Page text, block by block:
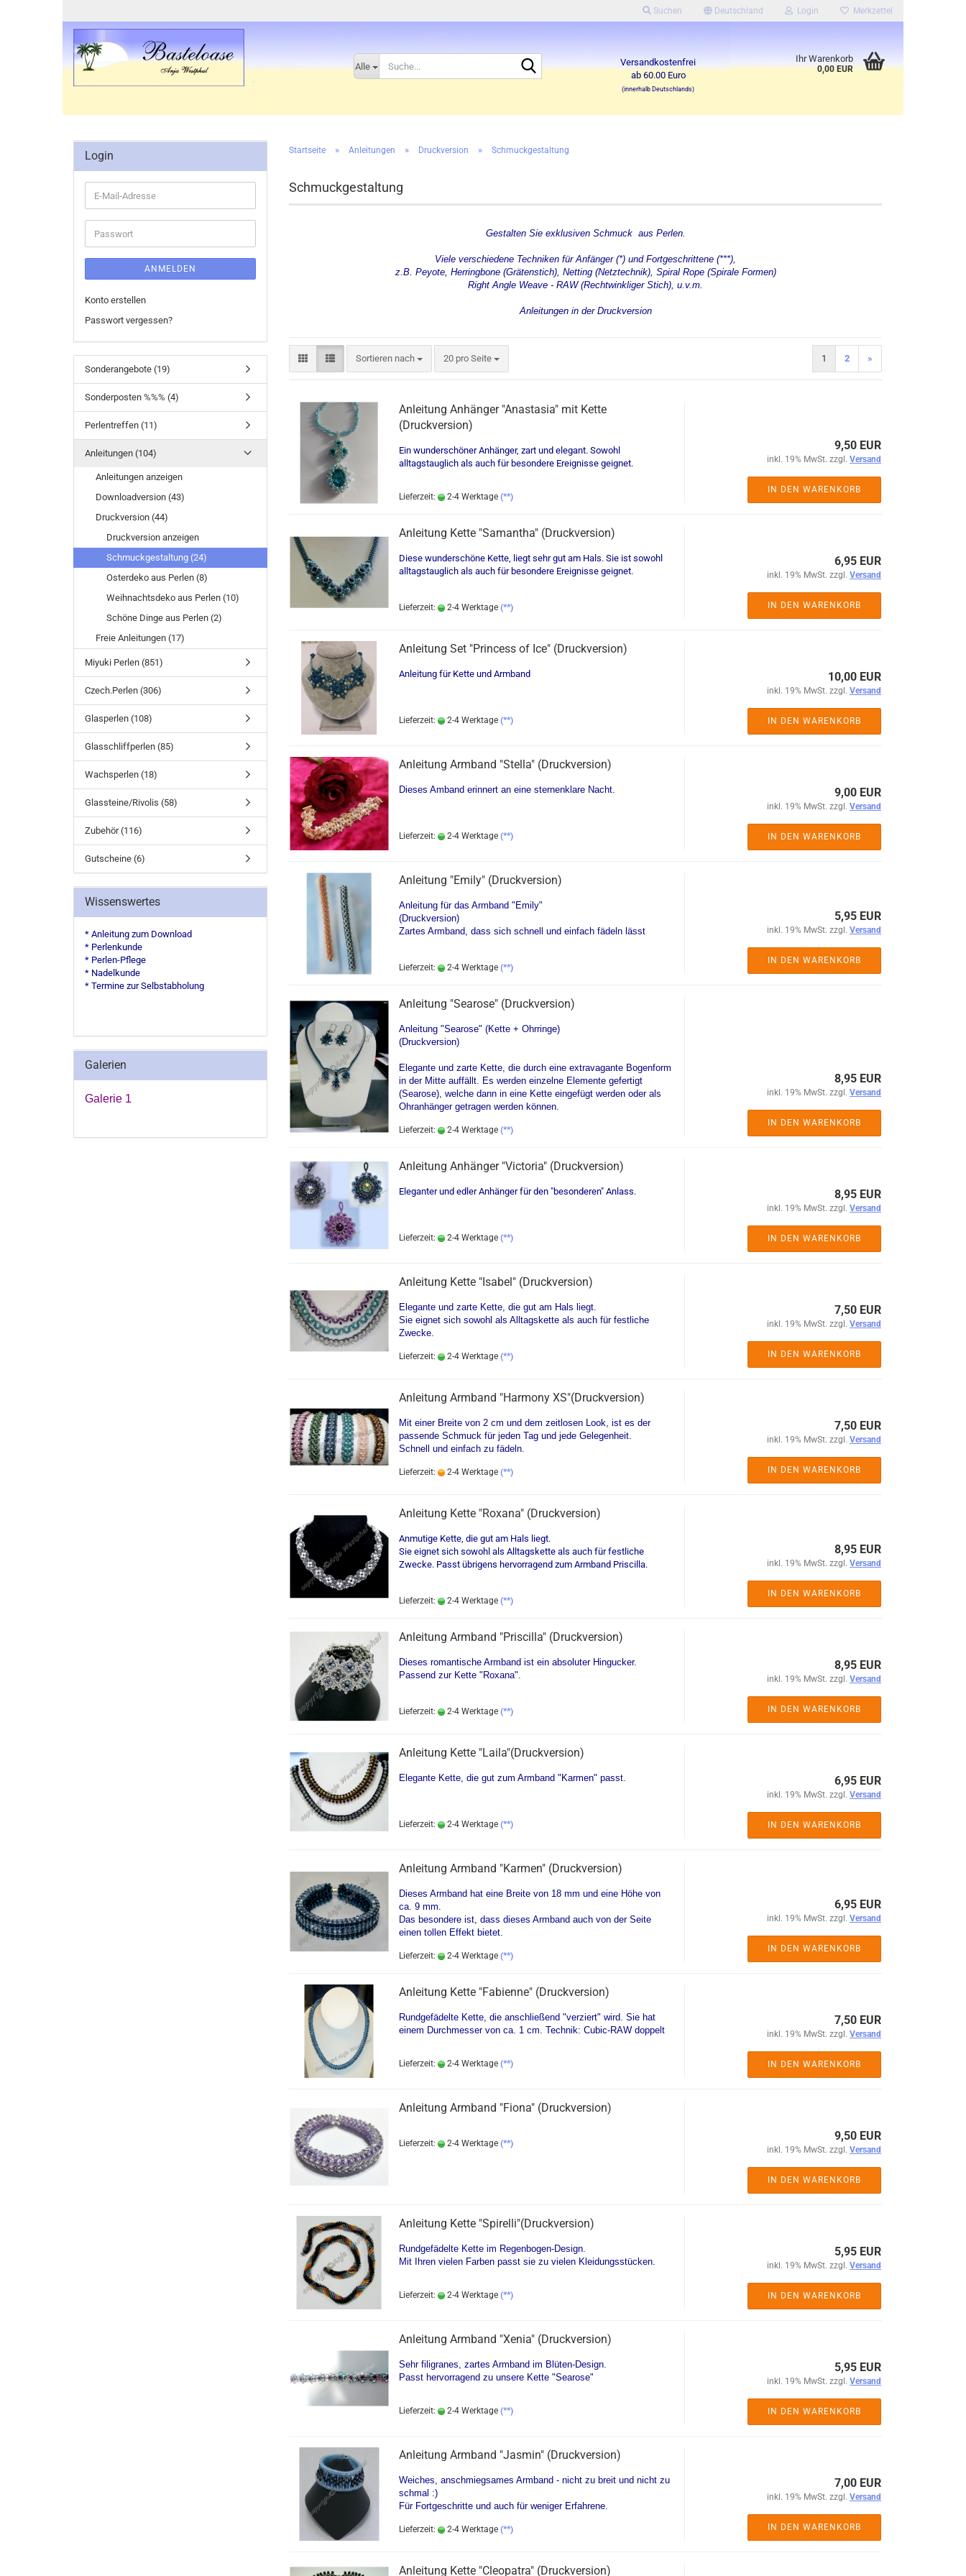
Suchen Deutschland Login Merkzettel
Alle
Versandkostenfrei
ab 60.00 Euro
(innerhalb Deutschlands)
Ihr Warenkorb
0,00 EUR
Startseite » Anleitungen » Druckversion » Schmuckgestaltung
Schmuckgestaltung
Gestalten Sie exklusiven Schmuck aus Perlen.
Viele verschiedene Techniken für Anfänger (*) und Fortgeschrittene (***),
z.B. Peyote, Herringbone (Grätenstich), Netting (Netztechnik), Spiral Rope (Spirale Formen)
Right Angle Weave - RAW (Rechtwinkliger Stich), u.v.m.
Anleitungen in der Druckversion
Sortieren nach
Sortieren nach 20 pro Seite
pro Seite 1 2 »
Anleitung Anhänger "Anastasia" mit Kette
(Druckversion)
Ein wunderschöner Anhänger, zart und elegant. Sowohl
alltagstauglich als auch für besondere Ereignisse geignet.
Lieferzeit: 2-4 Werktage (**)
9,50 EUR
inkl. 19% MwSt. zzgl. Versand
IN DEN WARENKORB
Anleitung Kette "Samantha" (Druckversion)
Diese wunderschöne Kette, liegt sehr gut am Hals. Sie ist sowohl
alltagstauglich als auch für besondere Ereignisse geignet.
Lieferzeit: 2-4 Werktage (**)
6,95 EUR
inkl. 19% MwSt. zzgl. Versand
IN DEN WARENKORB
Anleitung Set "Princess of Ice" (Druckversion)
Anleitung für Kette und Armband
Lieferzeit: 2-4 Werktage (**)
10,00 EUR
inkl. 19% MwSt. zzgl. Versand
IN DEN WARENKORB
Anleitung Armband "Stella" (Druckversion)
Dieses Amband erinnert an eine sternenklare Nacht.
Lieferzeit: 2-4 Werktage (**)
9,00 EUR
inkl. 19% MwSt. zzgl. Versand
IN DEN WARENKORB
Anleitung "Emily" (Druckversion)
Anleitung für das Armband "Emily"
(Druckversion)
Zartes Armband, dass sich schnell und einfach fädeln lässt
Lieferzeit: 2-4 Werktage (**)
5,95 EUR
inkl. 19% MwSt. zzgl. Versand
IN DEN WARENKORB
Anleitung "Searose" (Druckversion)
Anleitung "Searose" (Kette + Ohrringe)
(Druckversion)
Elegante und zarte Kette, die durch eine extravagante Bogenform
in der Mitte auffällt. Es werden einzelne Elemente gefertigt
(Searose), welche dann in eine Kette eingefügt werden oder als
Ohranhänger getragen werden können.
Lieferzeit: 2-4 Werktage (**)
8,95 EUR
inkl. 19% MwSt. zzgl. Versand
IN DEN WARENKORB
Anleitung Anhänger "Victoria" (Druckversion)
Eleganter und edler Anhänger für den "besonderen" Anlass.
Lieferzeit: 2-4 Werktage (**)
8,95 EUR
inkl. 19% MwSt. zzgl. Versand
IN DEN WARENKORB
Anleitung Kette "Isabel" (Druckversion)
Elegante und zarte Kette, die gut am Hals liegt.
Sie eignet sich sowohl als Alltagskette als auch für festliche
Zwecke.
Lieferzeit: 2-4 Werktage (**)
7,50 EUR
inkl. 19% MwSt. zzgl. Versand
IN DEN WARENKORB
Anleitung Armband "Harmony XS"(Druckversion)
Mit einer Breite von 2 cm und dem zeitlosen Look, ist es der
passende Schmuck für jeden Tag und jede Gelegenheit.
Schnell und einfach zu fädeln.
Lieferzeit: 2-4 Werktage (**)
7,50 EUR
inkl. 19% MwSt. zzgl. Versand
IN DEN WARENKORB
Anleitung Kette "Roxana" (Druckversion)
Anmutige Kette, die gut am Hals liegt.
Sie eignet sich sowohl als Alltagskette als auch für festliche
Zwecke. Passt übrigens hervorragend zum Armband Priscilla.
Lieferzeit: 2-4 Werktage (**)
8,95 EUR
inkl. 19% MwSt. zzgl. Versand
IN DEN WARENKORB
Anleitung Armband "Priscilla" (Druckversion)
Dieses romantische Armband ist ein absoluter Hingucker.
Passend zur Kette "Roxana".
Lieferzeit: 2-4 Werktage (**)
8,95 EUR
inkl. 19% MwSt. zzgl. Versand
IN DEN WARENKORB
Anleitung Kette "Laila"(Druckversion)
Elegante Kette, die gut zum Armband "Karmen" passt.
Lieferzeit: 2-4 Werktage (**)
6,95 EUR
inkl. 19% MwSt. zzgl. Versand
IN DEN WARENKORB
Anleitung Armband "Karmen" (Druckversion)
Dieses Armband hat eine Breite von 18 mm und eine Höhe von
ca. 9 mm.
Das besondere ist, dass dieses Armband auch von der Seite
einen tollen Effekt bietet.
Lieferzeit: 2-4 Werktage (**)
6,95 EUR
inkl. 19% MwSt. zzgl. Versand
IN DEN WARENKORB
Anleitung Kette "Fabienne" (Druckversion)
Rundgefädelte Kette, die anschließend "verziert" wird. Sie hat
einem Durchmesser von ca. 1 cm. Technik: Cubic-RAW doppelt
Lieferzeit: 2-4 Werktage (**)
7,50 EUR
inkl. 19% MwSt. zzgl. Versand
IN DEN WARENKORB
Anleitung Armband "Fiona" (Druckversion)
Lieferzeit: 2-4 Werktage (**)
9,50 EUR
inkl. 19% MwSt. zzgl. Versand
IN DEN WARENKORB
Anleitung Kette "Spirelli"(Druckversion)
Rundgefädelte Kette im Regenbogen-Design.
Mit Ihren vielen Farben passt sie zu vielen Kleidungsstücken.
Lieferzeit: 2-4 Werktage (**)
5,95 EUR
inkl. 19% MwSt. zzgl. Versand
IN DEN WARENKORB
Anleitung Armband "Xenia" (Druckversion)
Sehr filigranes, zartes Armband im Blüten-Design.
Passt hervorragend zu unsere Kette "Searose"
Lieferzeit: 2-4 Werktage (**)
5,95 EUR
inkl. 19% MwSt. zzgl. Versand
IN DEN WARENKORB
Anleitung Armband "Jasmin" (Druckversion)
Weiches, anschmiegsames Armband - nicht zu breit und nicht zu
schmal :)
Für Fortgeschritte und auch für weniger Erfahrene.
Lieferzeit: 2-4 Werktage (**)
7,00 EUR
inkl. 19% MwSt. zzgl. Versand
IN DEN WARENKORB
Anleitung Kette "Cleopatra" (Druckversion)
Login
E-
Mail-
Adresse
Passwort
ANMELDEN
Konto erstellen
Passwort vergessen?
Sonderangebote (19)
Sonderposten %%% (4)
Perlentreffen (11)
Anleitungen (104)
Anleitungen anzeigen
Downloadversion (43)
Druckversion (44)
Druckversion anzeigen
Schmuckgestaltung (24)
Osterdeko aus Perlen (8)
Weihnachtsdeko aus Perlen (10)
Schöne Dinge aus Perlen (2)
Freie Anleitungen (17)
Miyuki Perlen (851)
Czech.Perlen (306)
Glasperlen (108)
Glasschliffperlen (85)
Wachsperlen (18)
Glassteine/Rivolis (58)
Zubehör (116)
Gutscheine (6)
Wissenswertes
* Anleitung zum Download
* Perlenkunde
* Perlen-Pflege
* Nadelkunde
* Termine zur Selbstabholung
Galerien
Galerie 1